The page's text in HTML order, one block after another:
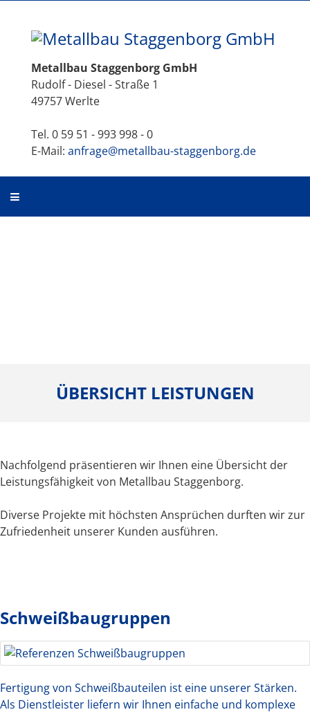
Metallbau Staggenborg GmbH
Rudolf - Diesel - Straße 1
49757 Werlte
Tel. 0 59 51 - 993 998 - 0
E-Mail: anfrage@metallbau-staggenborg.de
ÜBERSICHT LEISTUNGEN
Nachfolgend präsentieren wir Ihnen eine Übersicht der
Leistungsfähigkeit von Metallbau Staggenborg.
Diverse Projekte mit höchsten Ansprüchen durften wir zur
Zufriedenheit unserer Kunden ausführen.
Schweißbaugruppen
Fertigung von Schweißbauteilen ist eine unserer Stärken.
Als Dienstleister liefern wir Ihnen einfache und komplexe